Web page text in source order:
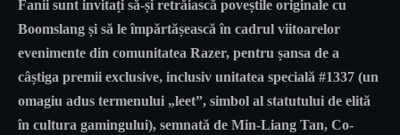
Fanii sunt invitați să-și retrăiască poveștile originale cu
Boomslang și să le împărtășească în cadrul viitoarelor
evenimente din comunitatea Razer, pentru șansa de a
câștiga premii exclusive, inclusiv unitatea specială #1337 (un
omagiu adus termenului „leet”, simbol al statutului de elită
în cultura gamingului), semnată de Min-Liang Tan, Co-